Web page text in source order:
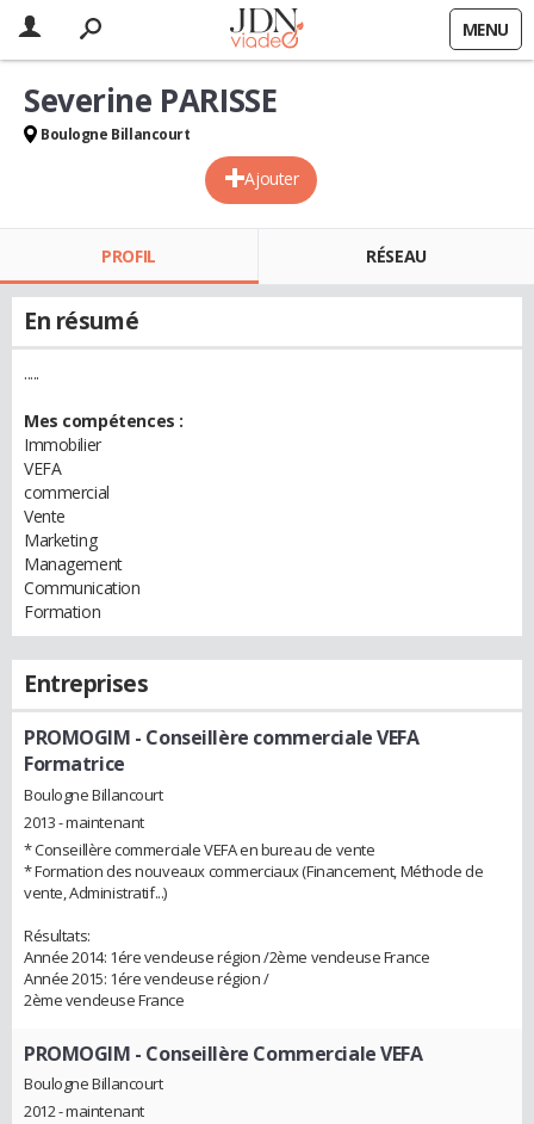
MENU
Ajouter
Severine PARISSE
Boulogne Billancourt
PROFIL RÉSEAU
En résumé
.....
Mes compétences :
Immobilier
VEFA
commercial
Vente
Marketing
Management
Communication
Formation
Entreprises
PROMOGIM - Conseillère commerciale VEFA
Formatrice
Boulogne Billancourt
2013 - maintenant
* Conseillère commerciale VEFA en bureau de vente
* Formation des nouveaux commerciaux (Financement, Méthode de
vente, Administratif...)
Résultats:
Année 2014: 1ére vendeuse région /2ème vendeuse France
Année 2015: 1ére vendeuse région /
2ème vendeuse France
PROMOGIM - Conseillère Commerciale VEFA
Boulogne Billancourt
2012 - maintenant